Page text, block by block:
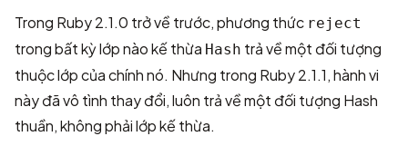
Trong Ruby 2.1.0 trở về trước, phương thức reject
trong bất kỳ lớp nào kế thừa Hash trả về một đối tượng
thuộc lớp của chính nó. Nhưng trong Ruby 2.1.1, hành vi
này đã vô tình thay đổi, luôn trả về một đối tượng Hash
thuần, không phải lớp kế thừa.